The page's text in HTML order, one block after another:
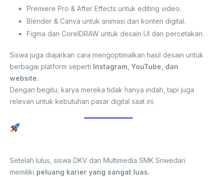
Premiere Pro & After Effects untuk editing video.
Blender & Canva untuk animasi dan konten digital.
Figma dan CorelDRAW untuk desain UI dan percetakan.
Siswa juga diajarkan cara mengoptimalkan hasil desain untuk
berbagai platform seperti Instagram, YouTube, dan
website.
Dengan begitu, karya mereka tidak hanya indah, tapi juga
relevan untuk kebutuhan pasar digital saat ini.
Setelah lulus, siswa DKV dan Multimedia SMK Sriwedari
memiliki peluang karier yang sangat luas.